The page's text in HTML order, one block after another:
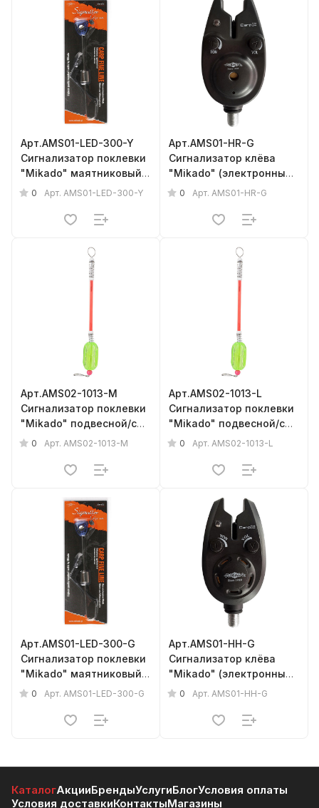
Арт.AMS01-LED-300-Y
Сигнализатор поклевки
"Mikado" маятниковый (
элект., желтый датчик)
0 Арт. AMS01-LED-300-Y
Арт.AMS01-HR-G
Сигнализатор клёва
"Mikado" (электронный,
элемент 23AE)
0 Арт. AMS01-HR-G
Арт.AMS02-1013-M
Сигнализатор поклевки
"Mikado" подвесной/с
антизакручивателем
0 Арт. AMS02-1013-M
Арт.AMS02-1013-L
Сигнализатор поклевки
"Mikado" подвесной/с
антизакручивателем
0 Арт. AMS02-1013-L
Арт.AMS01-LED-300-G
Сигнализатор поклевки
"Mikado" маятниковый (
элект., зелёный датчик)
0 Арт. AMS01-LED-300-G
Арт.AMS01-HH-G
Сигнализатор клёва
"Mikado" (электронный,
элемент 23AE)
0 Арт. AMS01-HH-G
КаталогАкцииБрендыУслугиБлогУсловия оплаты
Условия доставкиКонтактыМагазины